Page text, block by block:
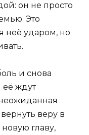
он не просто
Это
неё ударом, но
и снова
её ждут
веру в
главу,